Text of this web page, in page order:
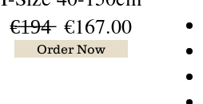
€̶1̶9̶4̶ €167.00
Order Now